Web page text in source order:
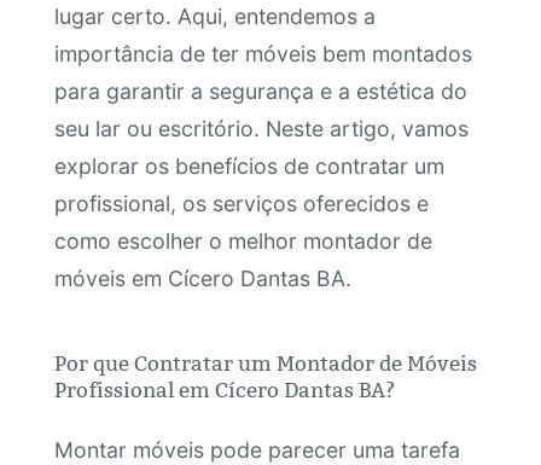
lugar certo. Aqui, entendemos a
importância de ter móveis bem montados
para garantir a segurança e a estética do
seu lar ou escritório. Neste artigo, vamos
explorar os benefícios de contratar um
profissional, os serviços oferecidos e
como escolher o melhor montador de
móveis em Cícero Dantas BA.
Por que Contratar um Montador de Móveis
Profissional em Cícero Dantas BA?
Montar móveis pode parecer uma tarefa